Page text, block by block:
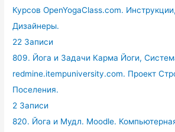
Курсов OpenYogaClass.com.
Дизайнеры.
22 Записи
809. Йога и Задачи Карма Йоги,
redmine.itempuniversity.com. Проект
Поселения.
2 Записи
820. Йога и Мудл. Moodle.